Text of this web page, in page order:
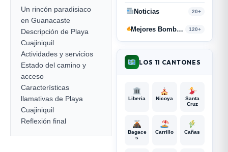
Un rincón paradisiaco
en Guanacaste
Descripción de Playa
Cuajiniquil
Actividades y servicios
Estado del camino y
acceso
Características
llamativas de Playa
Cuajiniquil
Reflexión final
Noticias 20+
Mejores Bombas y Retahílas 120+
LOS 11 CANTONES
Liberia Nicoya
Santa
Cruz
Bagace
s
Carrillo Cañas